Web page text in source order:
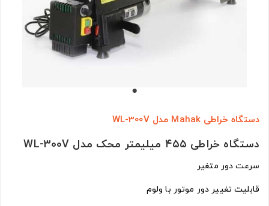
دستگاه خراطی Mahak مدل WL-300V
دستگاه خراطی ۴۵۵ میلیمتر محک مدل WL-300V
سرعت دور متغیر
قابلیت تغییر دور موتور با ولوم